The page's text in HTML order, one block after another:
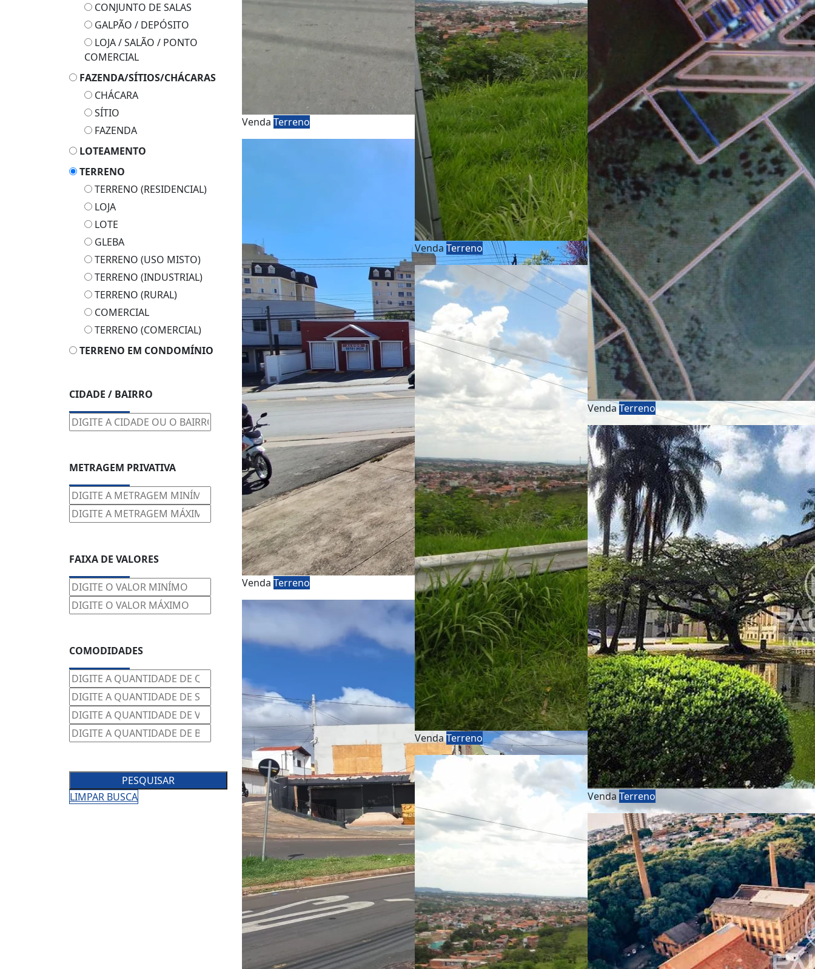
CONJUNTO DE SALAS
GALPÃO / DEPÓSITO
LOJA / SALÃO / PONTO
COMERCIAL
FAZENDA/SÍTIOS/CHÁCARAS
CHÁCARA
SÍTIO
FAZENDA
LOTEAMENTO
TERRENO
TERRENO (RESIDENCIAL)
LOJA
LOTE
GLEBA
TERRENO (USO MISTO)
TERRENO (INDUSTRIAL)
TERRENO (RURAL)
COMERCIAL
TERRENO (COMERCIAL)
TERRENO EM CONDOMÍNIO
CIDADE / BAIRRO
METRAGEM PRIVATIVA
FAIXA DE VALORES
COMODIDADES
PESQUISAR
LIMPAR BUSCA
Venda Terreno
Venda Terreno
Venda Terreno
Venda Terreno
VendaTerreno
Venda Terreno